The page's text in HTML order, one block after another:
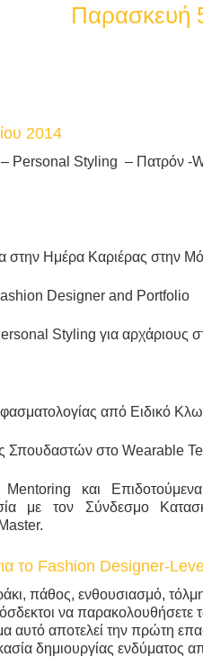
5 και
2014
– Personal Styling – Πατρόν -
στην Ημέρα Καριέρας στην
Designer and Portfolio
Styling για αρχάριους
από Ειδικό
Σπουδαστών στο Wearable
και
με τον Σύνδεσμο
το Fashion Designer-
πάθος, ενθουσιασμό,
να
αυτό αποτελεί την πρώτη
δημιουργίας ενδύματος